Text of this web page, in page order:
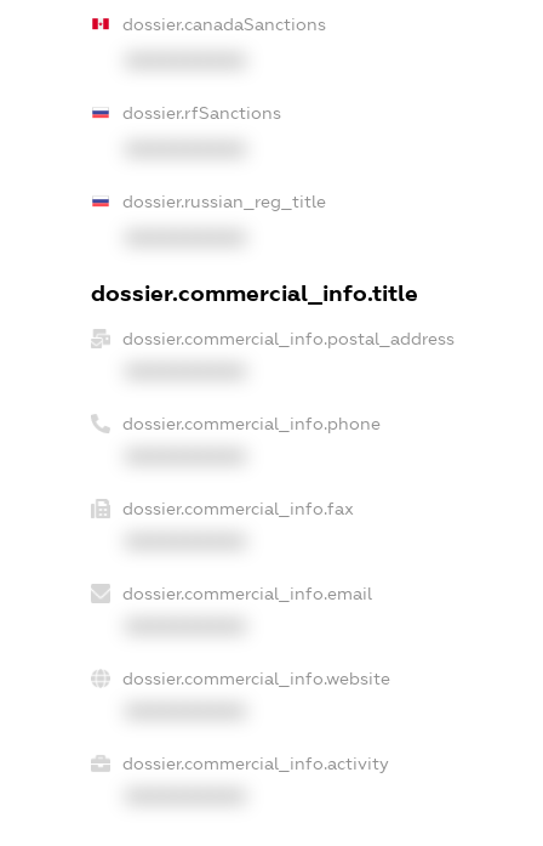
dossier.canadaSanctions
dossier.rfSanctions
dossier.russian_reg_title
dossier.commercial_info.title
dossier.commercial_info.postal_address
dossier.commercial_info.phone
dossier.commercial_info.fax
dossier.commercial_info.email
dossier.commercial_info.website
dossier.commercial_info.activity